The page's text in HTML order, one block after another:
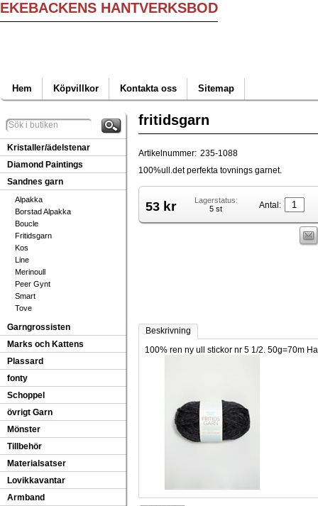
EKEBACKENS HANTVERKSBOD
Hem Köpvillkor Kontakta oss Sitemap
Kristaller/ädelstenar
Diamond Paintings
Sandnes garn
Alpakka
Borstad Alpakka
Boucle
Fritidsgarn
Kos
Line
Merinoull
Peer Gynt
Smart
Tove
Garngrossisten
Marks och Kattens
Plassard
fonty
Schoppel
övrigt Garn
Mönster
Tillbehör
Materialsatser
Lovikkavantar
Armband
fritidsgarn
Artikelnummer: 235-1088
100%ull.det perfekta tovnings garnet.
53 kr
Lagerstatus:
5 st
Antal:
Beskrivning
100% ren ny ull stickor nr 5 1/2. 50g=70m